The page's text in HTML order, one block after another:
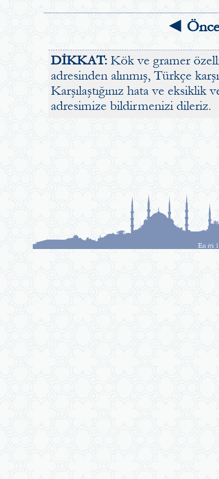
◄
DİKKAT: Kök ve gramer
adresinden alınmış, Türkçe
Karşılaştığınız hata ve
adresimize bildirmenizi dileriz.
En iyi